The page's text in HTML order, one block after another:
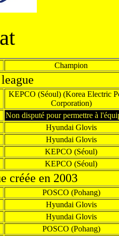
Champion
KEPCO (Séoul) (Korea Electric
Corporation)
Non disputé pour permettre à
Hyundai Glovis
Hyundai Glovis
KEPCO (Séoul)
KEPCO (Séoul)
créée en 2003
POSCO (Pohang)
Hyundai Glovis
Hyundai Glovis
POSCO (Pohang)